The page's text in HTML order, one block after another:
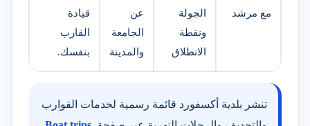
مع مرشد
الجولة
ونقطة
الانطلاق
عن
الجامعة
والمدينة
قيادة
القارب
بنفسك.
تنشر بلدية أكسفورد قائمة رسمية لخدمات القوارب